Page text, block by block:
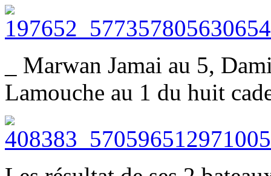
_ Marwan Jamai au 5,
Lamouche au 1 du huit